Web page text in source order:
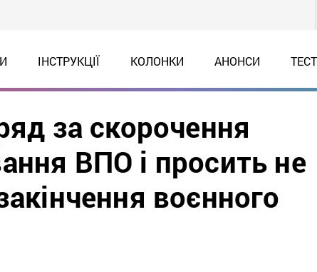
ІНСТРУКЦІЇ КОЛОНКИ АНОНСИ
за скорочення
ВПО і просить не
воєнного